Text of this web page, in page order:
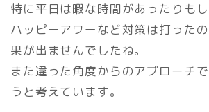
特に平日は暇な時間があったりも
ハッピーアワーなど対策は打った
果が出ませんでしたね。
また違った角度からのアプローチ
うと考えています。